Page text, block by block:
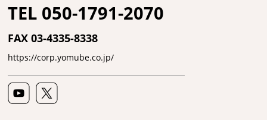
TEL 050-1791-2070
FAX 03-4335-8338
https://corp.yomube.co.jp/